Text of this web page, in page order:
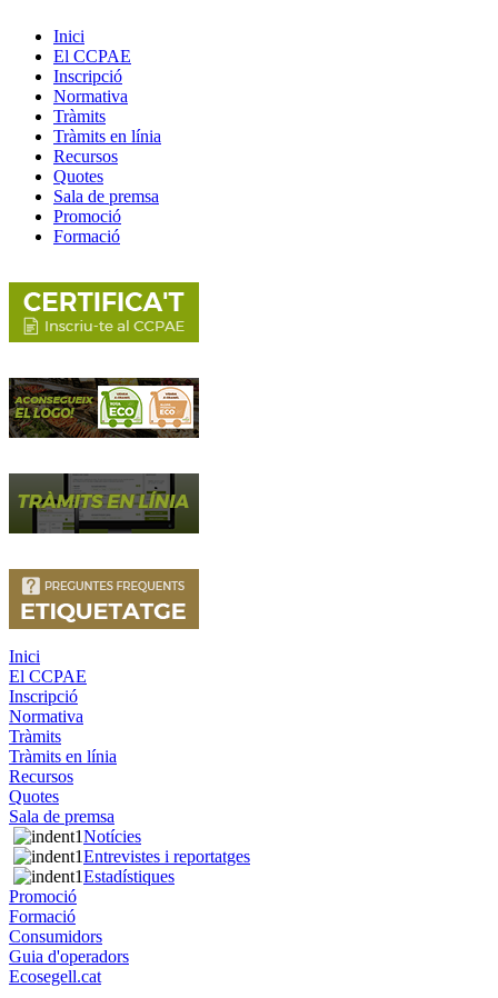
Inici
El CCPAE
Inscripció
Normativa
Tràmits
Tràmits en línia
Recursos
Quotes
Sala de premsa
Promoció
Formació
Inici
El CCPAE
Inscripció
Normativa
Tràmits
Tràmits en línia
Recursos
Quotes
Sala de premsa
Notícies
Entrevistes i reportatges
Estadístiques
Promoció
Formació
Consumidors
Guia d'operadors
Ecosegell.cat